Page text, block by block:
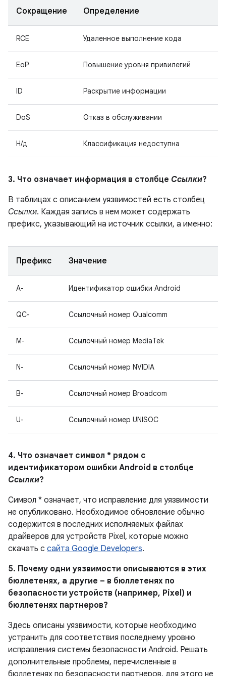
Сокращение Определение
RCE Удаленное выполнение кода
EoP Повышение уровня привилегий
ID Раскрытие информации
DoS Отказ в обслуживании
Н/д Классификация недоступна
3. Что означает информация в столбце Ссылки?
В таблицах с описанием уязвимостей есть столбец
Ссылки. Каждая запись в нем может содержать
префикс, указывающий на источник ссылки, а именно:
Префикс Значение
A- Идентификатор ошибки Android
QC- Ссылочный номер Qualcomm
M- Ссылочный номер MediaTek
N- Ссылочный номер NVIDIA
B- Ссылочный номер Broadcom
U- Ссылочный номер UNISOC
4. Что означает символ * рядом с
идентификатором ошибки Android в столбце
Ссылки?
Символ * означает, что исправление для уязвимости
не опубликовано. Необходимое обновление обычно
содержится в последних исполняемых файлах
драйверов для устройств Pixel, которые можно
скачать с сайта Google Developers.
5. Почему одни уязвимости описываются в этих
бюллетенях, а другие – в бюллетенях по
безопасности устройств (например, Pixel) и
бюллетенях партнеров?
Здесь описаны уязвимости, которые необходимо
устранить для соответствия последнему уровню
исправления системы безопасности Android. Решать
дополнительные проблемы, перечисленные в
бюллетенях по безопасности партнеров, для этого не